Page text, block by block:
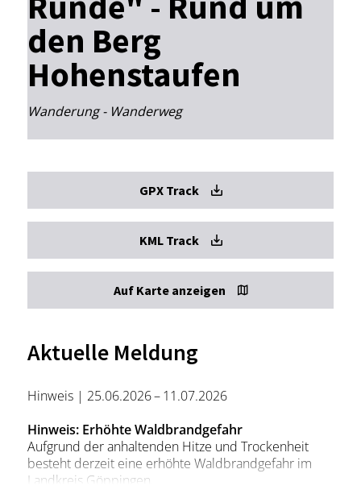
den Berg
Hohenstaufen
Wanderung - Wanderweg
GPX Track
KML Track
Auf Karte anzeigen
Aktuelle Meldung
Hinweis | 25.06.2026 – 11.07.2026
Hinweis: Erhöhte Waldbrandgefahr
Aufgrund der anhaltenden Hitze und Trockenheit
besteht derzeit eine erhöhte Waldbrandgefahr im
Landkreis Göppingen.